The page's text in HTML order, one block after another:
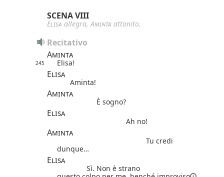
SCENA VIII
Elisa allegra,Aminta attonito.
Recitativo
Aminta
245 Elisa!
Elisa
Aminta!
Aminta
È sogno?
Elisa
Ah no!
Aminta
Tu credi
dunque…
Elisa
Sì. Non è strano